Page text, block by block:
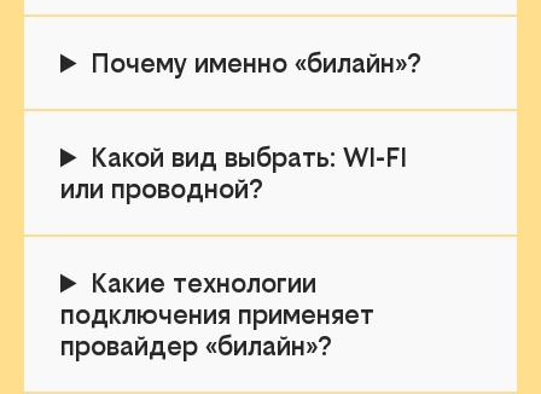
Почему именно «билайн»?
Какой вид выбрать: WI-FI
или проводной?
Какие технологии
подключения применяет
провайдер «билайн»?